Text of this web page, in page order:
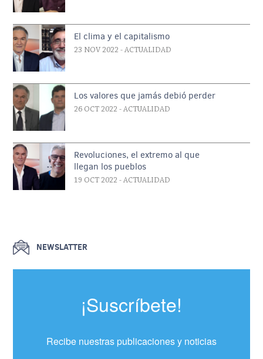
El clima y el capitalismo
23 NOV 2022 - ACTUALIDAD
Los valores que jamás debió perder
26 OCT 2022 - ACTUALIDAD
Revoluciones, el extremo al que
llegan los pueblos
19 OCT 2022 - ACTUALIDAD
NEWSLATTER
¡Suscríbete!
Recibe nuestras publicaciones y noticias